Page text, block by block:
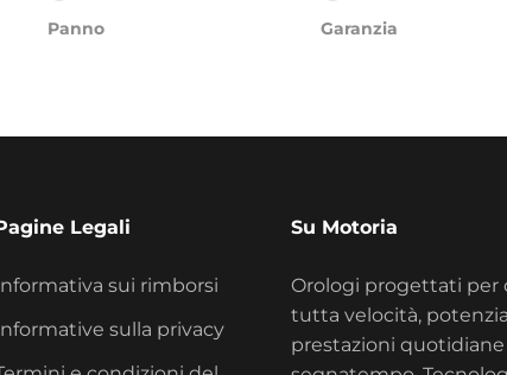
Panno Garanzia
Legali
sui rimborsi
sulla privacy
Su Motoria
Orologi progettati per
tutta velocità,
prestazioni